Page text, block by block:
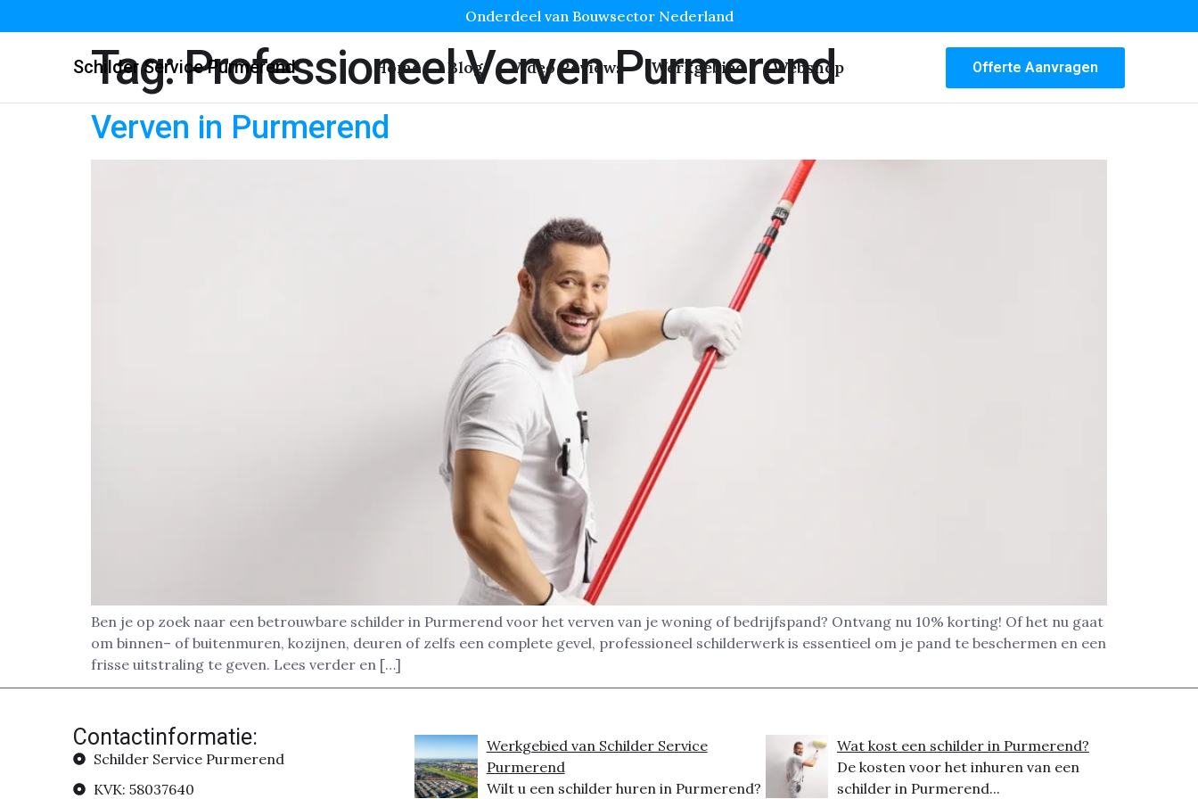
Onderdeel van Bouwsector Nederland
Schilder Service Purmerend Home Blog Video Reviews Werkgebied Webshop Offerte Aanvragen
Tag:Professioneel Verven Purmerend
Verven in Purmerend
Ben je op zoek naar een betrouwbare schilder in Purmerend voor het verven van je woning of bedrijfspand? Ontvang nu 10% korting! Of het nu gaat
om binnen– of buitenmuren, kozijnen, deuren of zelfs een complete gevel, professioneel schilderwerk is essentieel om je pand te beschermen en een
frisse uitstraling te geven. Lees verder en […]
Contactinformatie:
Schilder Service Purmerend
KVK: 58037640
Werkgebied van Schilder Service
Purmerend
Wilt u een schilder huren in Purmerend?
Wat kost een schilder in Purmerend?
De kosten voor het inhuren van een
schilder in Purmerend...